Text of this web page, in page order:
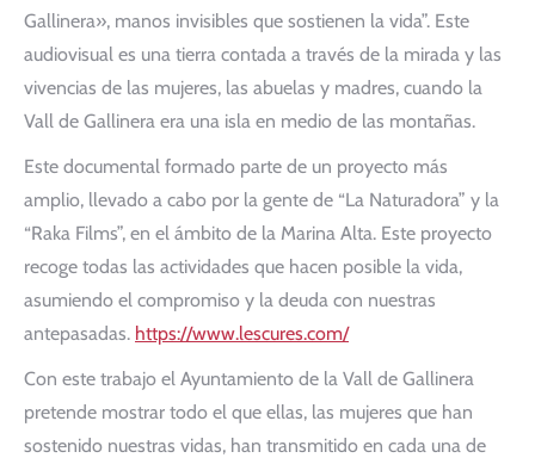
Gallinera», manos invisibles que sostienen la vida”. Este
audiovisual es una tierra contada a través de la mirada y las
vivencias de las mujeres, las abuelas y madres, cuando la
Vall de Gallinera era una isla en medio de las montañas.
Este documental formado parte de un proyecto más
amplio, llevado a cabo por la gente de “La Naturadora” y la
“Raka Films”, en el ámbito de la Marina Alta. Este proyecto
recoge todas las actividades que hacen posible la vida,
asumiendo el compromiso y la deuda con nuestras
antepasadas. https://www.lescures.com/
Con este trabajo el Ayuntamiento de la Vall de Gallinera
pretende mostrar todo el que ellas, las mujeres que han
sostenido nuestras vidas, han transmitido en cada una de